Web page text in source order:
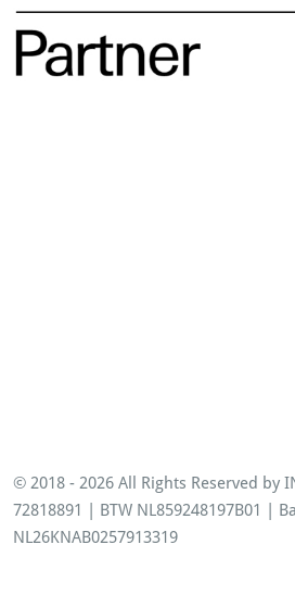
© 2018 - 2026 All Rights Reserved by
72818891 | BTW NL859248197B01 |
NL26KNAB0257913319